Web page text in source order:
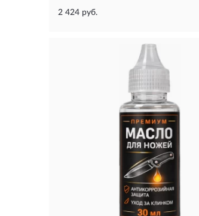
2 424 руб.